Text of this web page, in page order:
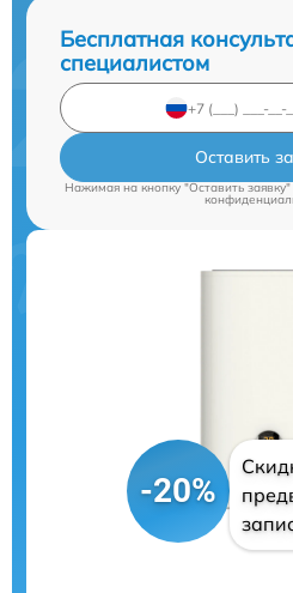
Бесплатная
специалистом
Оставить
Нажимая на кнопку "Оставить
-20%